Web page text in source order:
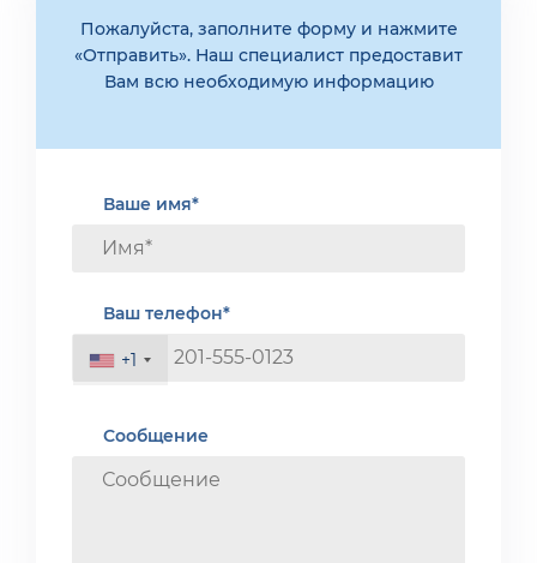
Пожалуйста, заполните форму и нажмите
«Отправить». Наш специалист предоставит
Вам всю необходимую информацию
Ваше имя*
Ваш телефон*
+1
Сообщение